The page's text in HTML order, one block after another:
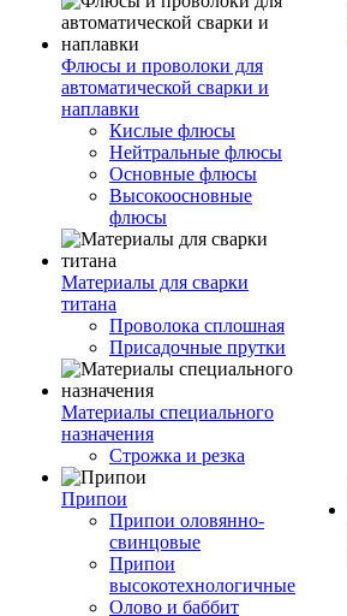
Флюсы и проволоки для
автоматической сварки и
наплавки
Кислые флюсы
Нейтральные флюсы
Основные флюсы
Высокоосновные
флюсы
Материалы для сварки
титана
Проволока сплошная
Присадочные прутки
Материалы специального
назначения
Строжка и резка
Припои
Припои оловянно-
свинцовые
Припои
высокотехнологичные
Олово и баббит